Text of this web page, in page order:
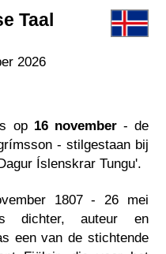
Taal
2026
op 16 november- de
- stilgestaan bij
Íslenskrar Tungu'.
1807 - 26 mei
dichter, auteur en
een van de stichtende